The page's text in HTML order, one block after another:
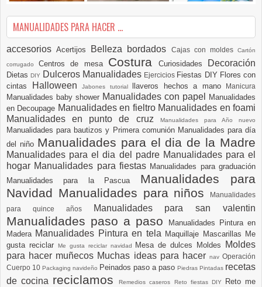
MANUALIDADES PARA HACER ...
accesoriosAcertijos Belleza bordados Cajas con moldesCartón
corrugadoCentros de mesa Costura Curiosidades Decoración
DietasDIY Dulceros Manualidades Ejercicios Fiestas DIY Flores con
cintas
Halloween Jabones tutorial llaveros hechos a mano Manicura
Manualidades baby shower Manualidades con papel
Manualidades
en Decoupage Manualidades en fieltro Manualidades en foami
Manualidades en punto de cruz
Manualidades para Año nuevo
Manualidades para bautizos y Primera comunión Manualidades para día
del niño Manualidades para el dia de la Madre
Manualidades para el dia del padre Manualidades para el
hogar Manualidades para fiestas Manualidades para graduación
Manualidades para la Pascua Manualidades para
Navidad Manualidades para niños
Manualidades
para quince años
Manualidades para san valentin
Manualidades paso a paso
Manualidades Pintura en
Madera Manualidades Pintura en tela Maquillaje Mascarillas Me
gusta reciclar
Me gusta reciclar navidad Mesa de dulces Moldes
Moldes
para hacer muñecos Muchas ideas para hacer nav Operación
Cuerpo 10 Packaging navideño Peinados paso a paso Piedras Pintadas recetas
de cocina reciclamosRemedios caseros Reto fiestas DIY
Reto me